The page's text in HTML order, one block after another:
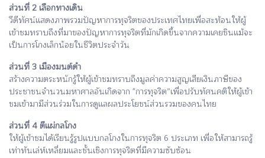
ส่วนที่ 2 เลือกทางเดิน
วีดีทัศน์แสดงภาพรวมปัญหาการทุจริตของประเทศไทยเพื่อสะท้อนให้ผู้
เข้าชมทราบถึงที่มาของปัญหาการทุจริตที่มักเกิดขึ้นจากความเคยชินแม้จะ
เป็นการโกงเล็กน้อยในชีวิตประจำวัน
ส่วนที่ 3 เมืองมนต์ดำ
สร้างความตระหนักรู้ให้ผู้เข้าชมทราบถึงมูลค่าความสูญเสียเงินภาษีของ
ประชาชนจำนวนมหาศาลอันเกิดจาก "การทุจริต”เพื่อปรับทัศนคติให้ผู้เข้า
ชมเข้ามามีส่วนร่วมในการดูแลผลประโยชน์ส่วนรวมของคนไทย
ส่วนที่ 4 ตีแผ่กลโกง
ให้ผู้เข้าชมได้เรียนรู้รูปแบบกลโกงในการทุจริต 6 ประเภท เพื่อให้สามารถรู้
เท่าทันเล่ห์เหลี่ยมและชั้นเชิงการทุจริตที่มีความซับซ้อน